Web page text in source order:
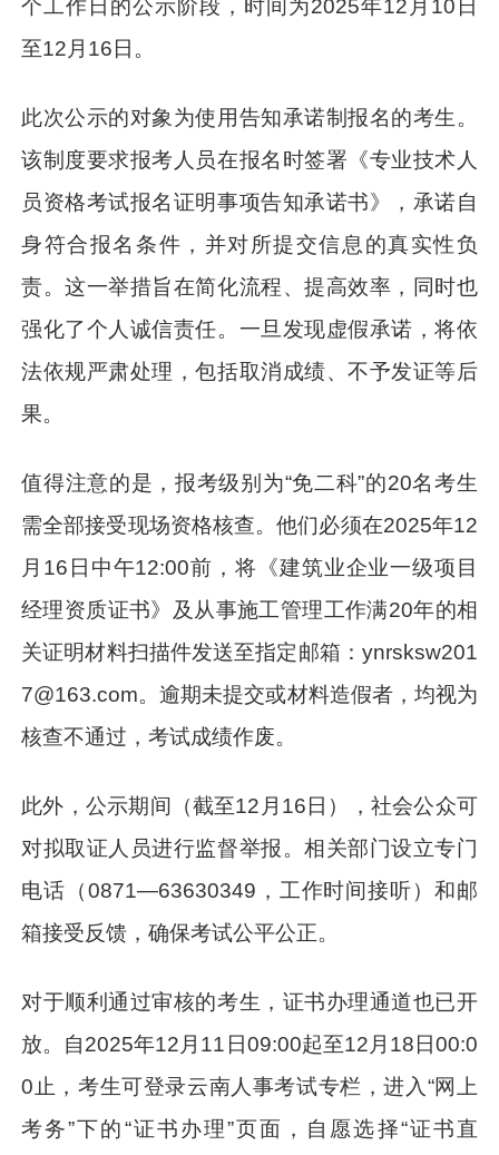
个工作日的公示阶段，时间为2025年12月10日
至12月16日。
此次公示的对象为使用告知承诺制报名的考生。
该制度要求报考人员在报名时签署《专业技术人
员资格考试报名证明事项告知承诺书》，承诺自
身符合报名条件，并对所提交信息的真实性负
责。这一举措旨在简化流程、提高效率，同时也
强化了个人诚信责任。一旦发现虚假承诺，将依
法依规严肃处理，包括取消成绩、不予发证等后
果。
值得注意的是，报考级别为“免二科”的20名考生
需全部接受现场资格核查。他们必须在2025年12
月16日中午12:00前，将《建筑业企业一级项目
经理资质证书》及从事施工管理工作满20年的相
关证明材料扫描件发送至指定邮箱：ynrsksw201
7@163.com。逾期未提交或材料造假者，均视为
核查不通过，考试成绩作废。
此外，公示期间（截至12月16日），社会公众可
对拟取证人员进行监督举报。相关部门设立专门
电话（0871—63630349，工作时间接听）和邮
箱接受反馈，确保考试公平公正。
对于顺利通过审核的考生，证书办理通道也已开
放。自2025年12月11日09:00起至12月18日00:0
0止，考生可登录云南人事考试专栏，进入“网上
考务”下的“证书办理”页面，自愿选择“证书直